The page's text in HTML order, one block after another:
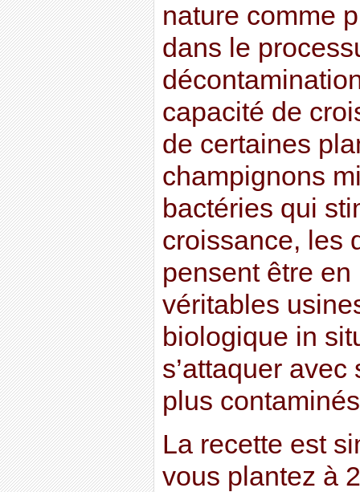
nature comme
dans le
capacité de
de certaines
champignons
bactéries qui
croissance, les
pensent être
véritables
biologique in
s’attaquer
plus
La recette est
vous plantez à